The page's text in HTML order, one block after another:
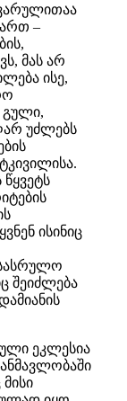
–
მას არ
ისე,
გული,
უძლებს
ისინიც
შეიძლება
ეკლესია